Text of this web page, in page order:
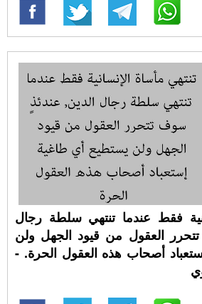
فقط عندما تنتهي سلطة رجال
العقول من قيود الجهل ولن
أصحاب هذه العقول الحرة. -